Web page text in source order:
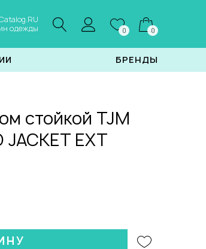
одежды
0 0
БРЕНДЫ
стойкой TJM
JACKET EXT